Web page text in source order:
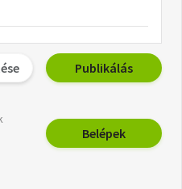
Publikálás
Belépek